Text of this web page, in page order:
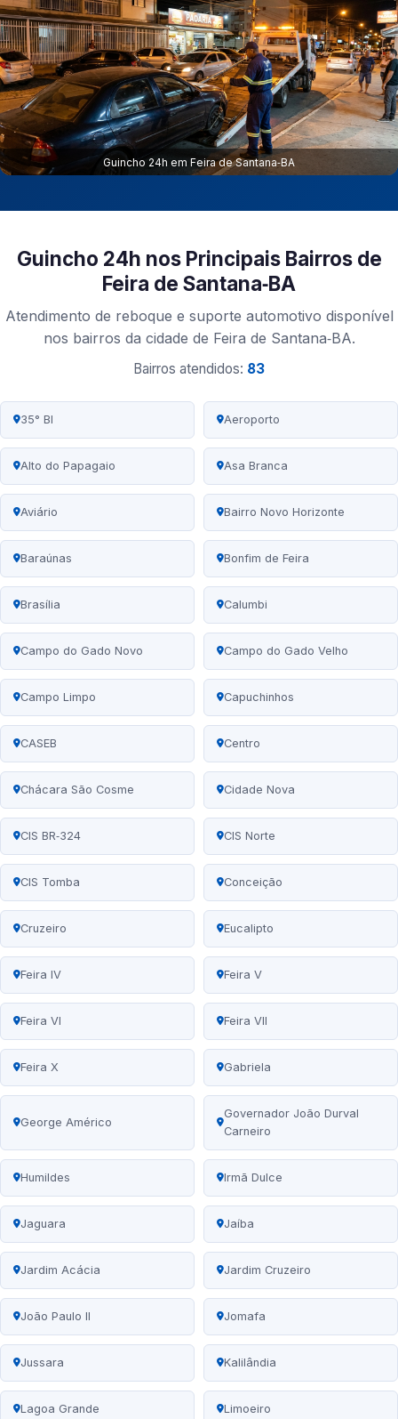
Guincho 24h em Feira de Santana‑BA
Guincho 24h nos Principais Bairros de
Feira de Santana‑BA
Atendimento de reboque e suporte automotivo disponível
nos bairros da cidade de Feira de Santana‑BA.
Bairros atendidos: 83
35° BI Aeroporto
Alto do Papagaio Asa Branca
Aviário Bairro Novo Horizonte
Baraúnas Bonfim de Feira
Brasília Calumbi
Campo do Gado Novo Campo do Gado Velho
Campo Limpo Capuchinhos
CASEB Centro
Chácara São Cosme Cidade Nova
CIS BR‑324 CIS Norte
CIS Tomba Conceição
Cruzeiro Eucalipto
Feira IV Feira V
Feira VI Feira VII
Feira X Gabriela
George Américo
Governador João Durval
Carneiro
Humildes Irmã Dulce
Jaguara Jaíba
Jardim Acácia Jardim Cruzeiro
João Paulo II Jomafa
Jussara Kalilândia
Lagoa Grande Limoeiro